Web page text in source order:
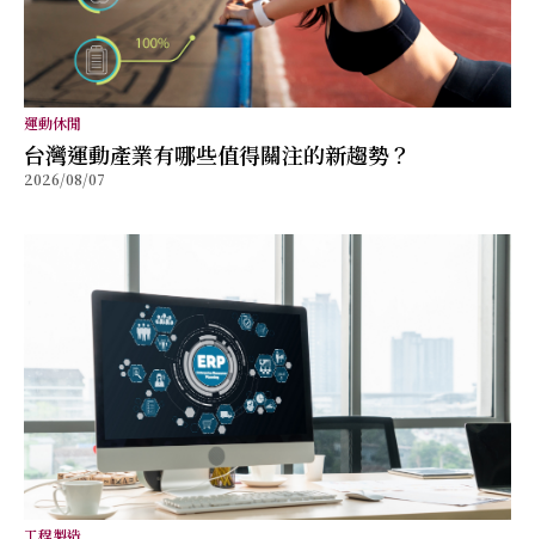
運動休閒
台灣運動產業有哪些值得關注的新趨勢？
2026/08/07
工程製造